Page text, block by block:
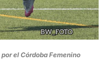
el Córdoba Femenino